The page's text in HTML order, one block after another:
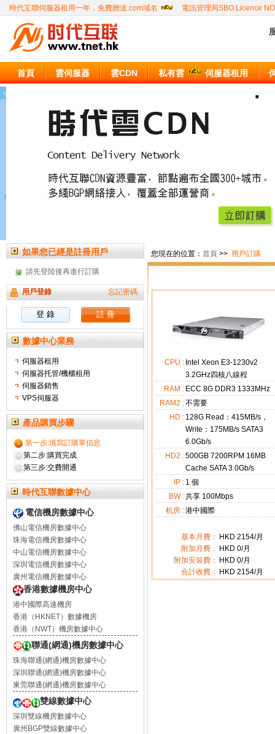
時代互聯伺服器租用一年，免費贈送.com域名 電訊管理局SBO Licence
首頁 雲伺服器 雲CDN 私有雲 伺服器租用
如果您已經是註冊用戶
請先登陸後再進行訂購
用戶登錄 忘記密碼
數據中心業務
伺服器租用
伺服器托管/機櫃租用
伺服器銷售
VPS伺服器
產品購買步驟
第一步:填寫訂購單信息
第二步:購買完成
第三步:交費開通
時代互聯數據中心
電信機房數據中心
佛山電信機房數據中心
珠海電信機房數據中心
中山電信機房數據中心
深圳電信機房數據中心
廣州電信機房數據中心
香港數據機房中心
港中國際高速機房
香港（HKNET）數據機房
香港（NWT）機房數據中心
聯通(網通)機房數據中心
珠海聯通(網通)機房數據中心
深圳聯通(網通)機房數據中心
東莞聯通(網通)機房數據中心
雙線數據中心
深圳雙線機房數據中心
廣州BGP雙線數據中心
您現在的位置： 首頁 >> 用戶訂購
CPU : Intel Xeon E3-1230v2
3.2GHz四核八線程
RAM : ECC 8G DDR3 1333MHz
RAM2 :不需要
HD : 128G Read：415MB/s，
Write：175MB/s SATA3
6.0Gb/s
HD2 :500GB 7200RPM 16MB
Cache SATA 3.0Gb/s
IP : 1 個
BW :共享 100Mbps
机房 :港中國際
基本月費： HKD 2154/月
附加月費：
HKD 0/月
附加安裝費：
HKD 0/月
合計收費：
HKD 2154/月